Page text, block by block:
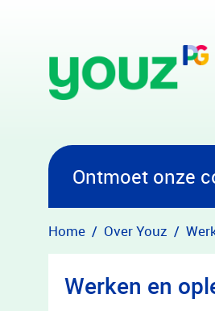
Ontmoet onze
Home Over Youz
Werken en